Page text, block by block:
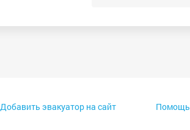
Добавить эвакуатор на сайт Помощь